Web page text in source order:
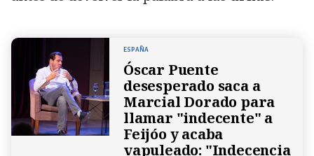
ESPAÑA
Óscar Puente
desesperado saca a
Marcial Dorado para
llamar "indecente" a
Feijóo y acaba
vapuleado: "Indecencia